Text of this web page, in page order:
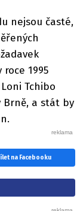
nejsou časté,
1995
Tchibo
Brně, a stát by
na Facebooku